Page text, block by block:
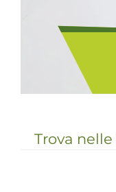
di
Trova